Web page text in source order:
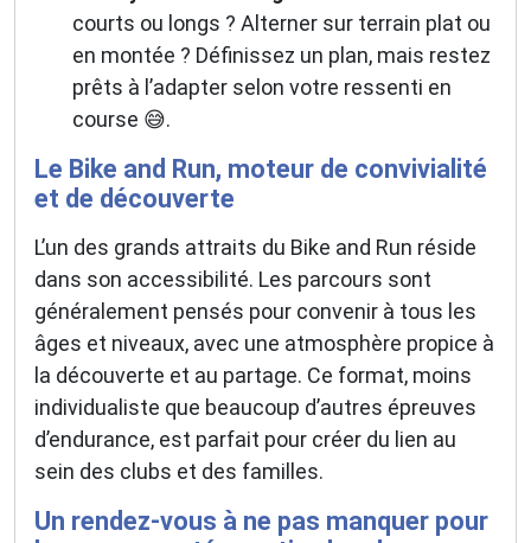
courts ou longs ? Alterner sur terrain plat ou
en montée ? Définissez un plan, mais restez
prêts à l’adapter selon votre ressenti en
course 😅.
Le Bike and Run, moteur de convivialité
et de découverte
L’un des grands attraits du Bike and Run réside
dans son accessibilité. Les parcours sont
généralement pensés pour convenir à tous les
âges et niveaux, avec une atmosphère propice à
la découverte et au partage. Ce format, moins
individualiste que beaucoup d’autres épreuves
d’endurance, est parfait pour créer du lien au
sein des clubs et des familles.
Un rendez-vous à ne pas manquer pour